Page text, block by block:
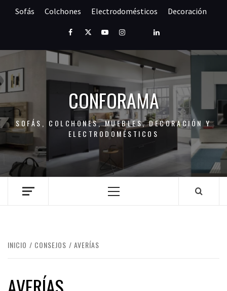
Sofás Colchones Electrodomésticos Decoración
FacebookTwitterYoutubeInstagramPinterestLinkedIn
CONFORAMA
SOFÁS, COLCHONES, MUEBLES, DECORACIÓN Y
ELECTRODOMÉSTICOS
Menú
INICIO CONSEJOS AVERÍAS